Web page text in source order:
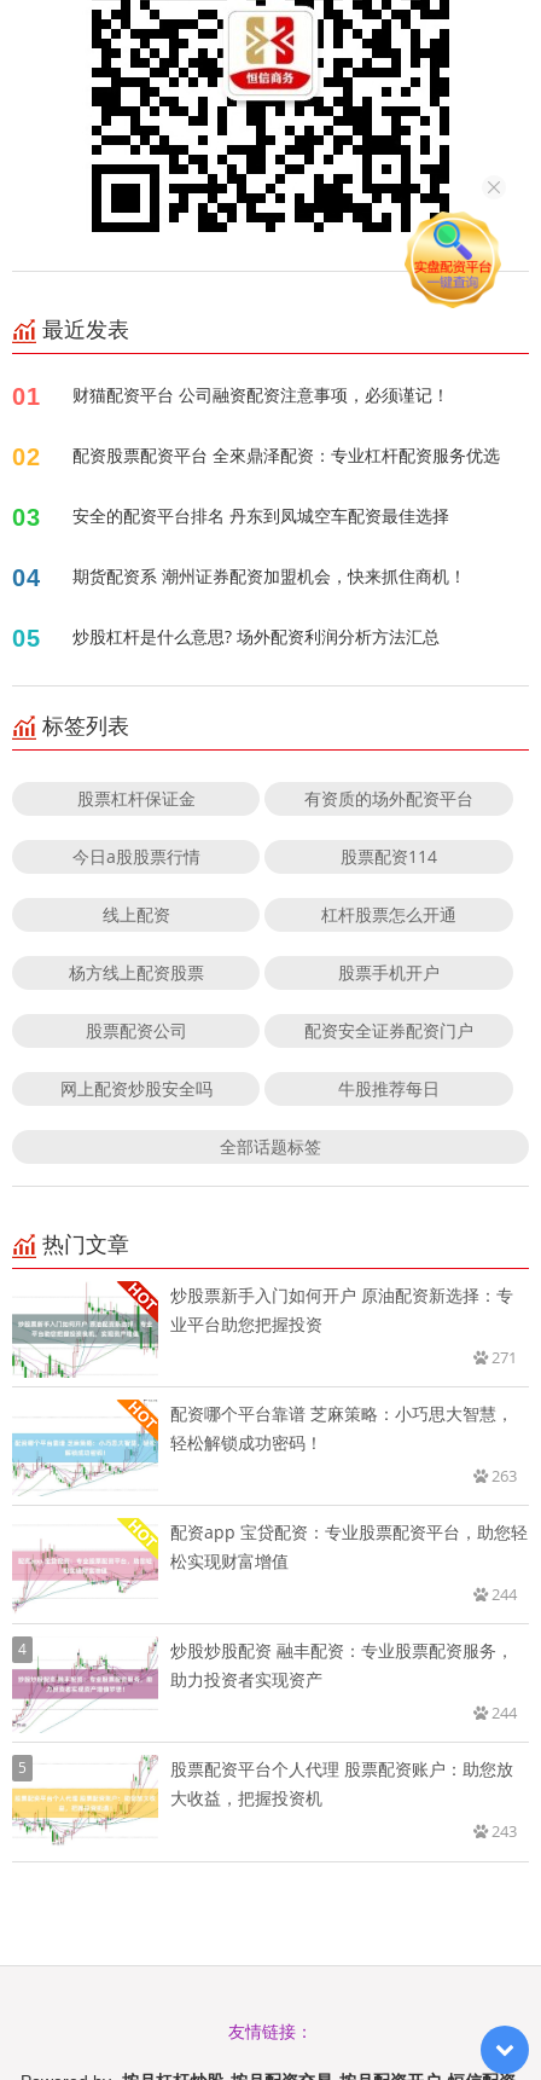
最近发表
01 财猫配资平台 公司融资配资注意事项，必须谨记！
02 配资股票配资平台 全來鼎泽配资：专业杠杆配资服务优选
03 安全的配资平台排名 丹东到凤城空车配资最佳选择
04 期货配资系 潮州证券配资加盟机会，快来抓住商机！
05 炒股杠杆是什么意思? 场外配资利润分析方法汇总
标签列表
股票杠杆保证金 有资质的场外配资平台
今日a股股票行情 股票配资114
线上配资 杠杆股票怎么开通
杨方线上配资股票 股票手机开户
股票配资公司 配资安全证券配资门户
网上配资炒股安全吗 牛股推荐每日
全部话题标签
热门文章
炒股票新手入门如何开户 原油配资新选择：专
业平台助您把握投资
271
配资哪个平台靠谱 芝麻策略：小巧思大智慧，
轻松解锁成功密码！
263
配资app 宝贷配资：专业股票配资平台，助您轻
松实现财富增值
244
4
炒股炒股配资 融丰配资：专业股票配资服务，
助力投资者实现资产
244
5
股票配资平台个人代理 股票配资账户：助您放
大收益，把握投资机
243
友情链接：